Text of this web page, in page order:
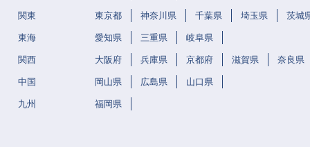
関東 東京都 神奈川県 千葉県 埼玉県 茨城
東海 愛知県 三重県 岐阜県
関西 大阪府 兵庫県 京都府 滋賀県 奈良県
中国 岡山県 広島県 山口県
九州 福岡県